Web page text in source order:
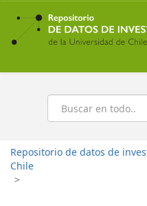
Ir
contenido
principal
Buscar
Repositorio de datos de
Chile
>